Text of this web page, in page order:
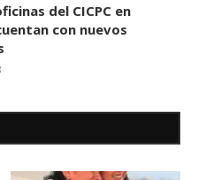
del CICPC en
con nuevos